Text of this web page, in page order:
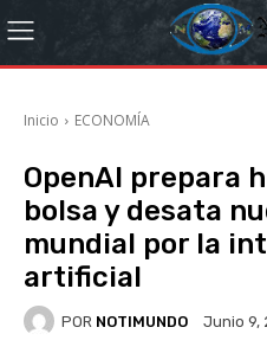
Inicio ECONOMÍA
OpenAI prepara
bolsa y desata
mundial por la
artificial
POR NOTIMUNDO Junio 9,